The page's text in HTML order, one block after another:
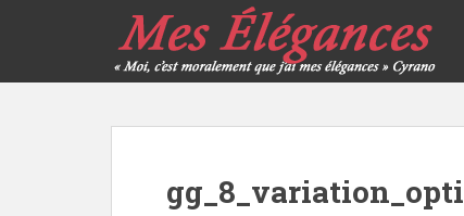
gg_8_variation_opti